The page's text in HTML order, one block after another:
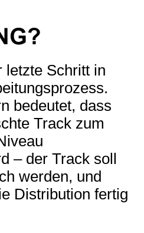
letzte Schritt in
bedeutet, dass
Track zum
– der Track soll
werden, und
Distribution fertig